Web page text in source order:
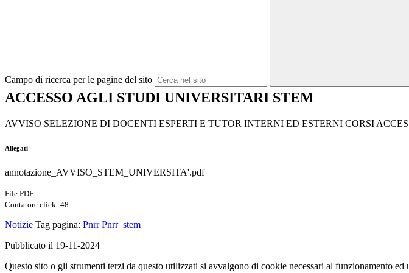
Campo di ricerca per le pagine del sito
ACCESSO AGLI STUDI UNIVERSITARI STEM
AVVISO SELEZIONE DI DOCENTI ESPERTI E TUTOR INTERNI ED ESTERNI CORSI
Allegati
annotazione_AVVISO_STEM_UNIVERSITA'.pdf
File PDF
Contatore click: 48
Notizie Tag pagina: Pnrr Pnrr_stem
Pubblicato il 19-11-2024
Questo sito o gli strumenti terzi da questo utilizzati si avvalgono di cookie necessari al funzionamento